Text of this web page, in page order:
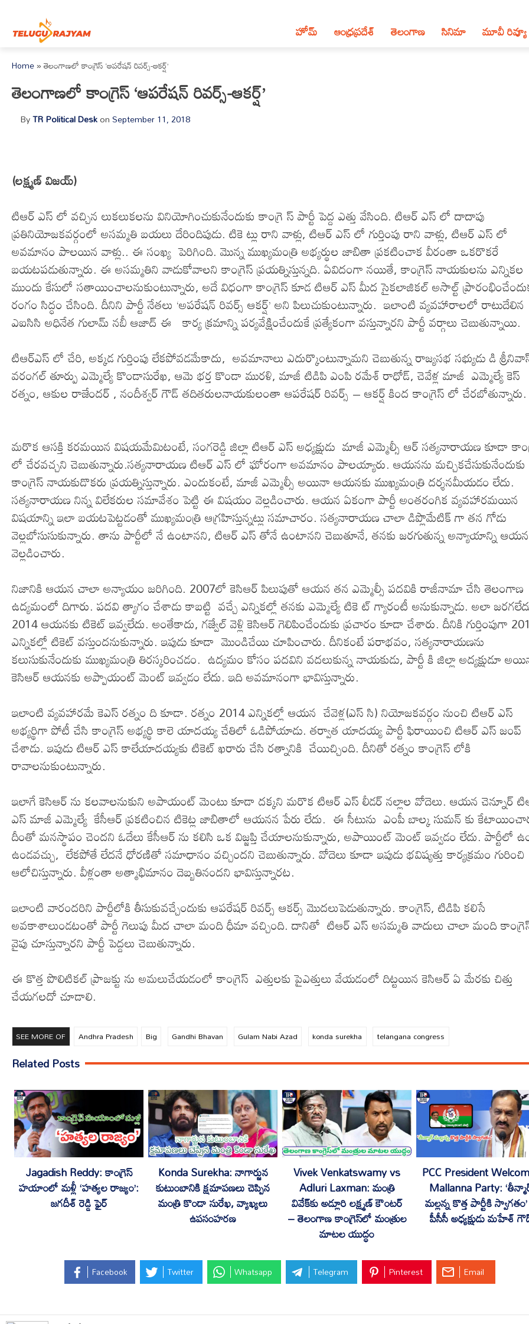
హోమ్ ఆంధ్ర‌ప్ర‌దేశ్‌ తెలంగాణ‌ సినిమా మూవీ రివ్యూ
Home»తెలంగాణలో కాంగ్రెస్ ‘ఆపరేషన్ రివర్స్-ఆకర్ష్’
తెలంగాణలో కాంగ్రెస్ ‘ఆపరేషన్ రివర్స్-ఆకర్ష్’
ByTR Political DeskonSeptember 11, 2018
(లక్ష్మణ్ విజయ్)
టిఆర్ ఎస్ లో వచ్చిన లుకలుకలను వినియోగించుకునేందుకు కాంగ్రె స్ పార్టీ పెద్ద ఎత్తు వేసింది. టిఆర్ ఎస్ లో దాదాపు
ప్రతినియోజకవర్గంలో అసమ్మతి బయలు దేరిందిపుడు. టికె ట్లు రాని వాళ్లు, టిఆర్ ఎస్ లో గుర్తింపు రాని వాళ్లు, టిఆర్ ఎస్ లో
అవమానం పాలయిన వాళ్లు.. ఈ సంఖ్య పెరిగింది. మొన్న ముఖ్యమంత్రి అభ్యర్థుల జాబితా ప్రకటించాక వీరంతా ఒకరొకరే
బయటపడుతున్నారు. ఈ అసమ్మతిని వాడుకోవాలని కాంగ్రెస్ ప్రయత్నిస్తున్నది. ఏవిదంగా నయితే, కాంగ్రెస్ నాయకులను ఎన్నికల
ముందు కేసులో సతాయించాలనుకుంటున్నారు, అదే విధంగా కాంగ్రెస్ కూడ టిఆర్ ఎస్ మీద సైకలాజికల్ అసాల్ట్
రంగం సిద్ధం చేసింది. దీనిని పార్టీ నేతలు ‘అపరేషన్ రివర్స్ ఆకర్ష్’ అని పిలుచుకుంటున్నారు. ఇలాంటి వ్యవహారాలలో రాటుదేలిన
ఎఐసిసి అధినేత గులామ్ నబీ ఆజాద్ ఈ కార్య క్రమాన్ని పర్యవేక్షించేందుకే ప్రత్యేకంగా వస్తున్నారని పార్టీ వర్గాలు చెబుతున్నాయి.
టిఆర్ఎస్ లో చేరి, అక్కడ గుర్తింపు లేకపోవడమేకాదు, అవమానాలు ఎదుర్కొంటున్నామని చెబుతున్న రాజ్యసభ సభ్యుడు డి
వరంగల్ తూర్పు ఎమ్మెల్యే కొండాసురేఖ, ఆమె భర్త కొండా మురళి, మాజీ టిడిపి ఎంపి రమేశ్ రాధోడ్, చెవేళ్ల మాజీ ఎమ్మెల్యే కెస్
రత్నం, ఆకుల రాజేందర్ , నందీశ్వర్ గౌడ్ తదితరులనాయకులంతా ఆపరేషర్ రివర్స్ – ఆకర్ష్ కింద కాంగ్రెస్ లో చేరబోతున్నారు.
మరొక ఆసక్తి కరమయిన విషయమేమిటంటే, సంగరెడ్డి జిల్లా టిఆర్ ఎస్ అధ్యక్షుడు మాజీ ఎమ్మెల్సీ ఆర్ సత్యనారాయణ కూడా
లో చేరవచ్చని చెబుతున్నారు.సత్యనారాయణ టిఆర్ ఎస్ లో ఘోరంగా అవమానం పాలయ్యారు. ఆయనను మచ్చికచేసుకునేందుకు
కాంగ్రెస్ నాయకుడొకరు ప్రయత్నిస్తున్నారు. ఎందుకంటే, మాజీ ఎమ్మెల్సీ అయినా ఆయనకు ముఖ్యమంత్రి దర్శనమీయడం లేదు.
సత్యనారాయణ నిన్న విలేకరుల సమావేశం పెట్టి ఈ విషయం వెల్లడించారు. ఆయన ఏకంగా పార్టీ అంతరంగిక వ్యవహారమయిన
విషయాన్ని ఇలా బయటపెట్టడంతో ముఖ్యమంత్రి ఆగ్రహిస్తున్నట్లు సమాచారం. సత్యనారాయణ చాలా డిప్లొమేటిక్ గా తన గోడు
వెల్లబోసుసుకున్నారు. తాను పార్టీలో నే ఉంటానని, టిఆర్ ఎస్ తోనే ఉంటానని చెబుతూనే, తనకు జరగుతున్న అన్యాయాన్ని ఆయన
వెల్లడించారు.
నిజానికి ఆయన చాలా అన్యాయం జరిగింది. 2007లో కెసిఆర్ పిలుపుతో ఆయన తన ఎమ్మెల్సీ పదవికి రాజీనామా చేసి తెలంగాణ
ఉద్యమంలో దిగారు. పదవి త్యాగం చేశాడు కాబట్టి వచ్చే ఎన్నికల్లో తనకు ఎమ్మెల్యే టికె ట్ గ్యారంటీ అనుకున్నాడు. అలా
2014 ఆయనకు టికెట్ ఇవ్వలేదు. అంతేకాదు, గజ్వేల్ వెళ్లి కెసిఆర్ గెలిపించేందుకు ప్రచారం కూడా చేశారు. దీనికి గుర్తింపుగా
ఎన్నికల్లో టికెట్ వస్తుందనుకున్నారు. ఇపుడు కూడా మొండిచేయి చూపించారు. దీనికంటే పరాభవం, సత్యనారాయణను
కలుసుకునేందుకు ముఖ్యమంత్రి తిరస్కరించడం. ఉద్యమం కోసం పదవిని వదలుకున్న నాయకుడు, పార్టీ కి జిల్లా అద్యక్షుడూ
కెసిఆర్ ఆయనకు అప్పాయంట్ మెంట్ ఇవ్వడం లేదు. ఇది అవమానంగా భావిస్తున్నారు.
ఇలాంటి వ్యవహారమే కెఎస్ రత్నం ది కూడా. రత్నం 2014 ఎన్నికల్లో ఆయన చేవెళ్ల(ఎస్ సి) నియోజకవర్గం నుంచి టిఆర్ ఎస్
అభ్యర్థిగా పోటీ చేసి కాంగ్రెస్ అభ్యర్థి కాలె యాదయ్య చేతిలో ఓడిపోయాడు. తర్వాత యాదయ్య పార్టీ ఫిరాయించి టిఆర్ ఎస్ జంప్
చేశాడు. ఇపుడు టిఆర్ ఎస్ కాలేయాదయ్యకు టికెట్ ఖరారు చేసి రత్నానికి చేయిచ్చింది. దీనితో రత్నం కాంగ్రెస్ లోకి
రావాలనుకుంటున్నారు.
ఇలాగే కెసిఆర్ ను కలవాలనుకుని అపాయంట్ మెంటు కూడా దక్కని మరొక టిఆర్ ఎస్ లీడర్ నల్లాల వోదెలు. ఆయన చెన్నూర్
ఎస్ మాజీ ఎమ్మెల్యే కేసీఆర్ ప్రకటించిన టికెట్ల జాబితాలో ఆయనన పేరు లేదు. ఈ సీటును ఎంపీ బాల్క సుమన్ కు
దీంతో మనస్థాపం చెందని ఓదేలు కేసీఆర్ ను కలిసి ఒక విజ్జప్తి చేయాలనుకున్నారు, అపాయింట్ మెంట్ ఇవ్వడం లేదు. పార్టీలో
ఉండవచ్చు, లేకపోతే లేదనే ధోరణితో సమాధానం వచ్చిందని చెబుతున్నారు. వోదెలు కూడా ఇపుడు భవిష్యత్తు కార్యక్రమం గురించి
ఆలోచిస్తున్నారు. వీళ్లంతా అత్మాభిమానం దెబ్బతినందని భావిస్తున్నారట.
ఇలాంటి వారందరిని పార్టీలోకి తీసుకువచ్చేందుకు ఆపరేషర్ రివర్స్ ఆకర్స్ మొదలుపెడుతున్నారు. కాంగ్రెస్, టిడిపి కలిసే
అవకాశాలుండటంతో పార్టీ గెలుపు మీద చాలా మంది ధీమా వచ్చింది. దానితో టిఆర్ ఎస్ అసమ్మతి వాదులు చాలా మంది
వైపు చూస్తున్నారని పార్టీ పెద్దలు చెబుతున్నారు.
ఈ కొత్త పొలిటికల్ ప్రాజక్టు ను అమలుచేయడంలో కాంగ్రెస్ ఎత్తులకు పైఎత్తులు వేయడంలో దిట్టయిన కెసిఆర్ ఏ మేరకు చిత్తు
చేయగలదో చూడాలి.
SEE MORE OF Andhra Pradesh Big Gandhi Bhavan Gulam Nabi Azad konda surekha telangana congress
Related Posts
Jagadish Reddy: కాంగ్రెస్
హయాంలో మళ్లీ ‘హత్యల రాజ్యం’:
జగదీశ్ రెడ్డి ఫైర్
Konda Surekha: నాగార్జున
కుటుంబానికి క్షమాపణలు చెప్పిన
మంత్రి కొండా సురేఖ, వ్యాఖ్యలు
ఉపసంహరణ
Vivek Venkatswamy vs
Adluri Laxman: మంత్రి
వివేక్‌కు అడ్లూరి లక్ష్మణ్ కౌంటర్
– తెలంగాణ కాంగ్రెస్‌లో మంత్రుల
మాటల యుద్ధం
PCC President
Mallanna Party:
మల్లన్న కొత్త పార్టీకి
పీసీసీ అధ్యక్షుడు మహేశ్
Facebook Twitter Whatsapp Telegram Pinterest Email